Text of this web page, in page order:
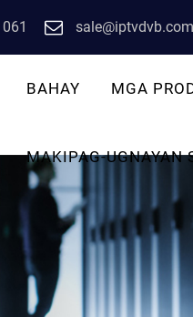
sale@iptvdvb.com
BAHAY MGA
MAKIPAG-UGNAYAN